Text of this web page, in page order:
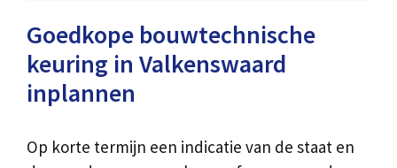
Goedkope bouwtechnische
keuring in Valkenswaard
inplannen
Op korte termijn een indicatie van de staat en